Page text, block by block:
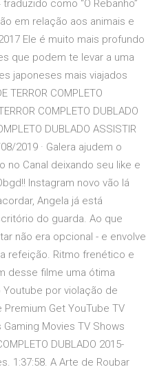
como “O Rebanho”
em relação aos animais e
Ele é muito mais profundo
que podem te levar a uma
japoneses mais viajados
TERROR COMPLETO
COMPLETO DUBLADO
DUBLADO ASSISTIR
08/2019 · Galera ajudem o
Canal deixando seu like e
Instagram novo vão lá
Angela já está
do guarda. Ao que
não era opcional - e envolve
refeição. Ritmo frenético e
desse filme uma ótima
por violação de
Get YouTube TV
Movies TV Shows
DUBLADO 2015-
1:37:58. A Arte de Roubar